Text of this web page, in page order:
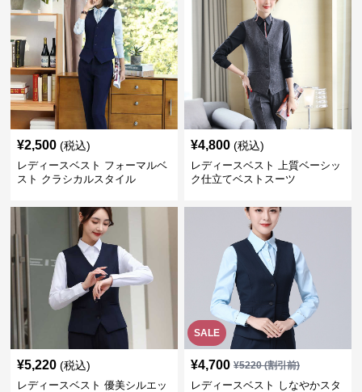
¥2,500 (税込)
レディースベスト フォーマルベ
スト クラシカルスタイル
¥4,800 (税込)
レディースベスト 上質ベーシッ
ク仕立てベストスーツ
¥5,220 (税込)
レディースベスト 優美シルエッ
SALE
¥4,700 ¥5220(割引前)
レディースベスト しなやかスタ